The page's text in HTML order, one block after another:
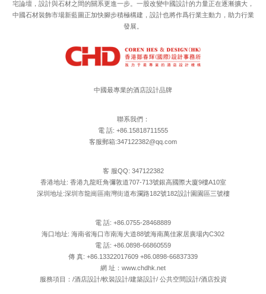
宅論壇，設計與石材之間的關系更進一步。一股改變中國設計的力量正在逐漸擴大，
中國石材裝飾市場新藍圖正加快腳步積極構建，設計也將作爲行業主動力，助力行業
發展。
中國最專業的酒店設計品牌
聯系我們：
電 話: +86.15818711555
客服郵箱:347122382@qq.com
客 服QQ: 347122382
香港地址: 香港九龍旺角彌敦道707-713號銀高國際大廈9樓A10室
深圳地址:深圳市龍崗區南灣街道布瀾路182號182設計園園區三號樓
電 話: +86.0755-28468889
海口地址: 海南省海口市南海大道88號海南萬佳家居廣場內C302
電 話: +86.0898-66860559
傳 真: +86.13322017609 +86.0898-66837339
網 址：www.chdhk.net
服務項目：/酒店設計/軟裝設計/建築設計/ 公共空間設計/酒店投資